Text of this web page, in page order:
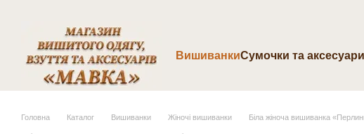
ВишиванкиCумочки та аксесуари
Головна Каталог Вишиванки Жіночі вишиванки Біла жіноча вишиванка